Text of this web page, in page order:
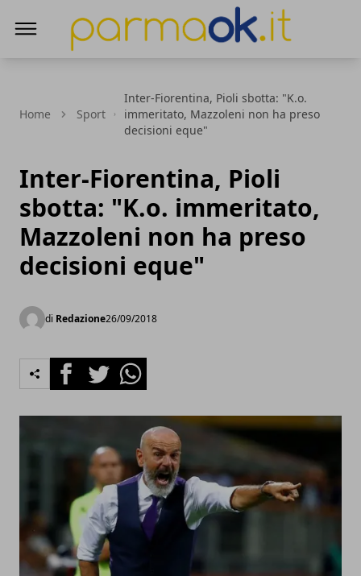
Home Sport
Inter-Fiorentina, Pioli sbotta: "K.o.
immeritato, Mazzoleni non ha preso
decisioni eque"
Inter-Fiorentina, Pioli
sbotta: "K.o. immeritato,
Mazzoleni non ha preso
decisioni eque"
di Redazione26/09/2018
FacebookTwitterWhatsapp